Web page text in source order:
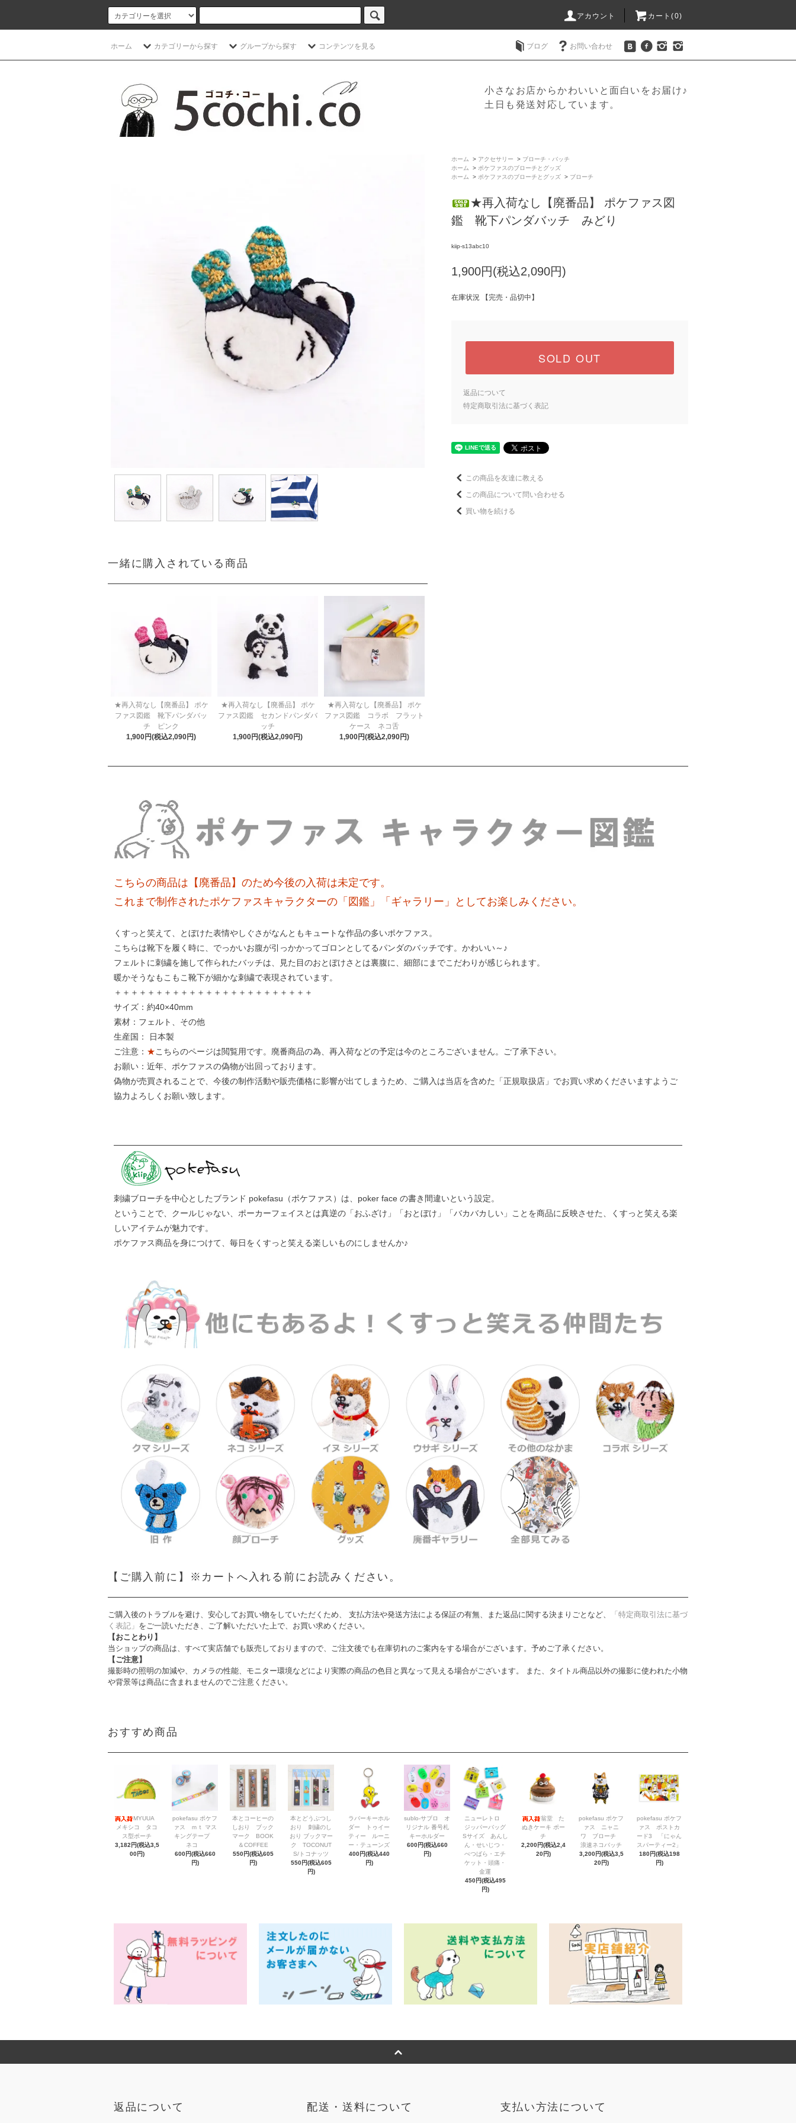
アカウント カート(0)
ホーム カテゴリーから探す グループから探す コンテンツを見る ブログ お問い合わせ
小さなお店からかわいいと面白いをお届け♪
土日も発送対応しています。
一緒に購入されている商品
★再入荷なし【廃番品】 ポケ
ファス図鑑 靴下パンダバッ
チ ピンク
1,900円(税込2,090円)
★再入荷なし【廃番品】 ポケ
ファス図鑑 セカンドパンダバ
ッチ
1,900円(税込2,090円)
★再入荷なし【廃番品】 ポケ
ファス図鑑 コラボ フラット
ケース ネコ舌
1,900円(税込2,090円)
ホーム > アクセサリー > ブローチ・バッチ
ホーム
> ポケファスのブローチとグッズ
ホーム
> ポケファスのブローチとグッズ > ブローチ
★再入荷なし【廃番品】 ポケファス図
鑑 靴下パンダバッチ みどり
kiip-s13abc10
1,900円(税込2,090円)
在庫状況 【完売・品切中】
SOLD OUT
返品について
特定商取引法に基づく表記
この商品を友達に教える
この商品について問い合わせる
買い物を続ける
こちらの商品は【廃番品】のため今後の入荷は未定です。
これまで制作されたポケファスキャラクターの「図鑑」「ギャラリー」としてお楽しみください。
くすっと笑えて、とぼけた表情やしぐさがなんともキュートな作品の多いポケファス。
こちらは靴下を履く時に、でっかいお腹が引っかかってゴロンとしてるパンダのバッチです。かわいい～♪
フェルトに刺繍を施して作られたバッチは、見た目のおとぼけさとは裏腹に、細部にまでこだわりが感じられます。
暖かそうなもこもこ靴下が細かな刺繍で表現されています。
＋＋＋＋＋＋＋＋＋＋＋＋＋＋＋＋＋＋＋＋＋＋＋＋
サイズ：約40×40mm
素材：フェルト、その他
生産国： 日本製
ご注意： ★こちらのページは閲覧用です。廃番商品の為、再入荷などの予定は今のところございません。ご了承下さい。
お願い：近年、ポケファスの偽物が出回っております。
偽物が売買されることで、今後の制作活動や販売価格に影響が出てしまうため、ご購入は当店を含めた「正規取扱店」でお買い求めくださいますようご
協力よろしくお願い致します。
刺繍ブローチを中心としたブランド pokefasu（ポケファス）は、poker face の書き間違いという設定。
ということで、クールじゃない、ポーカーフェイスとは真逆の「おふざけ」「おとぼけ」「バカバカしい」ことを商品に反映させた、くすっと笑える楽
しいアイテムが魅力です。
ポケファス商品を身につけて、毎日をくすっと笑える楽しいものにしませんか♪
【ご購入前に】※カートへ入れる前にお読みください。
ご購入後のトラブルを避け、安心してお買い物をしていただくため、 支払方法や発送方法による保証の有無、また返品に関する決まりごとなど、
「特定商取引法に基づ
く表記」 をご一読いただき、ご了解いただいた上で、お買い求めください。
【おことわり】
当ショップの商品は、すべて実店舗でも販売しておりますので、ご注文後でも在庫切れのご案内をする場合がございます。予めご了承ください。
【ご注意】
撮影時の照明の加減や、カメラの性能、モニター環境などにより実際の商品の色目と異なって見える場合がございます。 また、タイトル商品以外の撮影に使われた小物
や背景等は商品に含まれませんのでご注意ください。
おすすめ商品
MYUUA
メキシコ タコ
ス型ポーチ
3,182円(税込3,5
00円)
pokefasu ポケフ
ァス ｍｔ マス
キングテープ
ネコ
600円(税込660
円)
本とコーヒーの
しおり ブック
マーク BOOK
＆COFFEE
550円(税込605
円)
本とどうぶつし
おり 刺繍のし
おり ブックマー
ク TOCONUT
S/トコナッツ
550円(税込605
円)
ラバーキーホル
ダー トゥイー
ティー ルーニ
ー・テューンズ
400円(税込440
円)
sublo-サブロ オ
リジナル 番号札
キーホルダー
600円(税込660
円)
ニューレトロ
ジッパーバッグ
Sサイズ あんし
ん・せいじつ・
べつばら・エチ
ケット・頭痛・
金運
450円(税込495
円)
翁堂 た
ぬきケーキ ポー
チ
2,200円(税込2,4
20円)
pokefasu ポケフ
ァス ニャニ
ワ ブローチ
浪速ネコバッチ
3,200円(税込3,5
20円)
pokefasu ポケフ
ァス ポストカ
ード3 「にゃん
スパーティー2」
180円(税込198
円)
返品について 配送・送料について 支払い方法について